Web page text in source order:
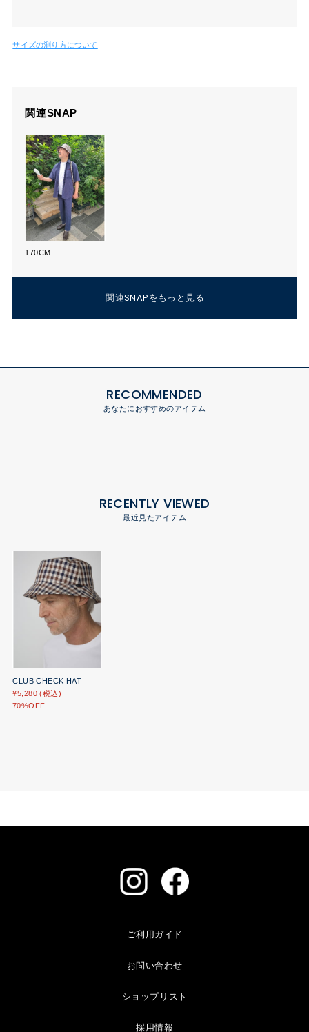
サイズの測り方について
関連SNAP
170CM
関連SNAPをもっと見る
RECOMMENDED
あなたにおすすめのアイテム
RECENTLY VIEWED
最近見たアイテム
CLUB CHECK HAT
¥5,280 (税込)
70%OFF
ご利用ガイド
お問い合わせ
ショップリスト
採用情報